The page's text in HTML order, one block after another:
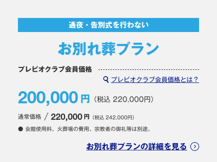
通夜・告別式を行わない
お別れ葬プラン
プレビオクラブ会員価格
プレビオクラブ会員価格とは？
200,000 円 （税込 220,000円）
通常価格 220,000 円 （税込 242,000円）
● 会館使用料、火葬場の費用、宗教者の御礼等は別途。
お別れ葬プランの詳細を見る